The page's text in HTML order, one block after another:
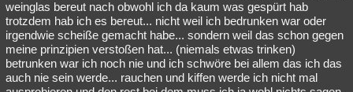
weinglas bereut nach obwohl ich da kaum was gespürt hab
trotzdem hab ich es bereut... nicht weil ich bedrunken war oder
irgendwie scheiße gemacht habe... sondern weil das schon gegen
meine prinzipien verstoßen hat... (niemals etwas trinken)
betrunken war ich noch nie und ich schwöre bei allem das ich das
auch nie sein werde... rauchen und kiffen werde ich nicht mal